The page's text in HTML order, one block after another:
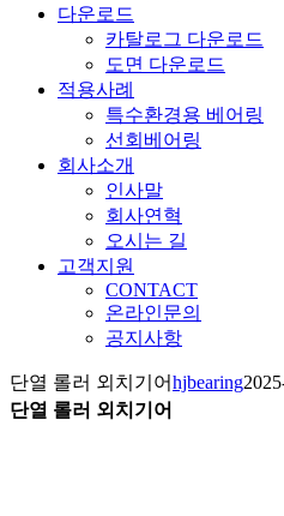
다운로드
카탈로그 다운로드
도면 다운로드
적용사례
특수환경용 베어링
선회베어링
회사소개
인사말
회사연혁
오시는 길
고객지원
CONTACT
온라인문의
공지사항
단열 롤러 외치기어hjbearing
단열 롤러 외치기어